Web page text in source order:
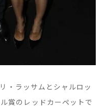
・ラッサムとシャルロッ